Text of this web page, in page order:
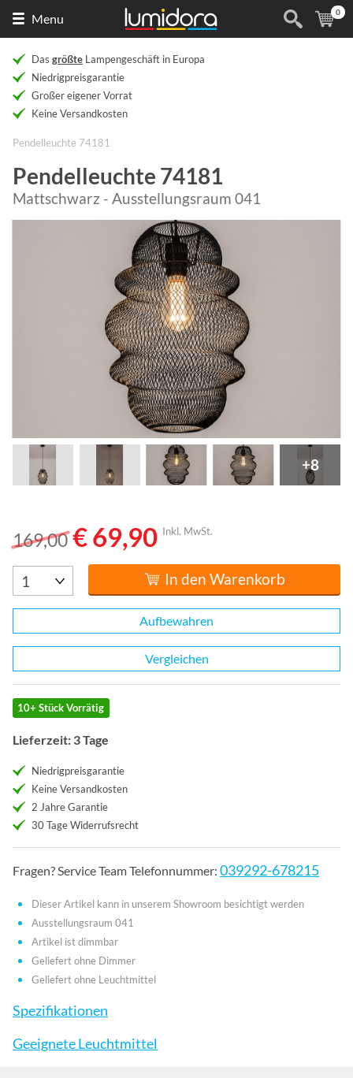
Menu (
0
Das größte Lampengeschäft in Europa
Niedrigpreisgarantie
Großer eigener Vorrat
Keine Versandkosten
Pendelleuchte 74181
Pendelleuchte 74181
Mattschwarz - Ausstellungsraum 041
+8
169,00 € 69,90 Inkl. MwSt.
In den Warenkorb
Aufbewahren
Vergleichen
10+ Stück Vorrätig
Lieferzeit: 3 Tage
Niedrigpreisgarantie
Keine Versandkosten
2 Jahre Garantie
30 Tage Widerrufsrecht
Fragen? Service Team Telefonnummer: 039292-678215
Dieser Artikel kann in unserem Showroom besichtigt werden
Ausstellungsraum 041
Artikel ist dimmbar
Geliefert ohne Dimmer
Geliefert ohne Leuchtmittel
Spezifikationen
Geeignete Leuchtmittel